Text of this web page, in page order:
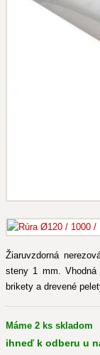
Žiaruvzdorná
steny 1 mm. Vhodná
brikety a drevené
Máme 2 ks skladom
ihneď k odberu u